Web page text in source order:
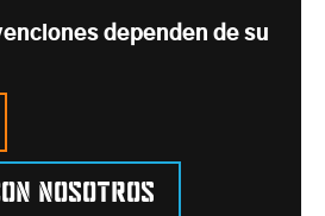
dependen de su
nosotros